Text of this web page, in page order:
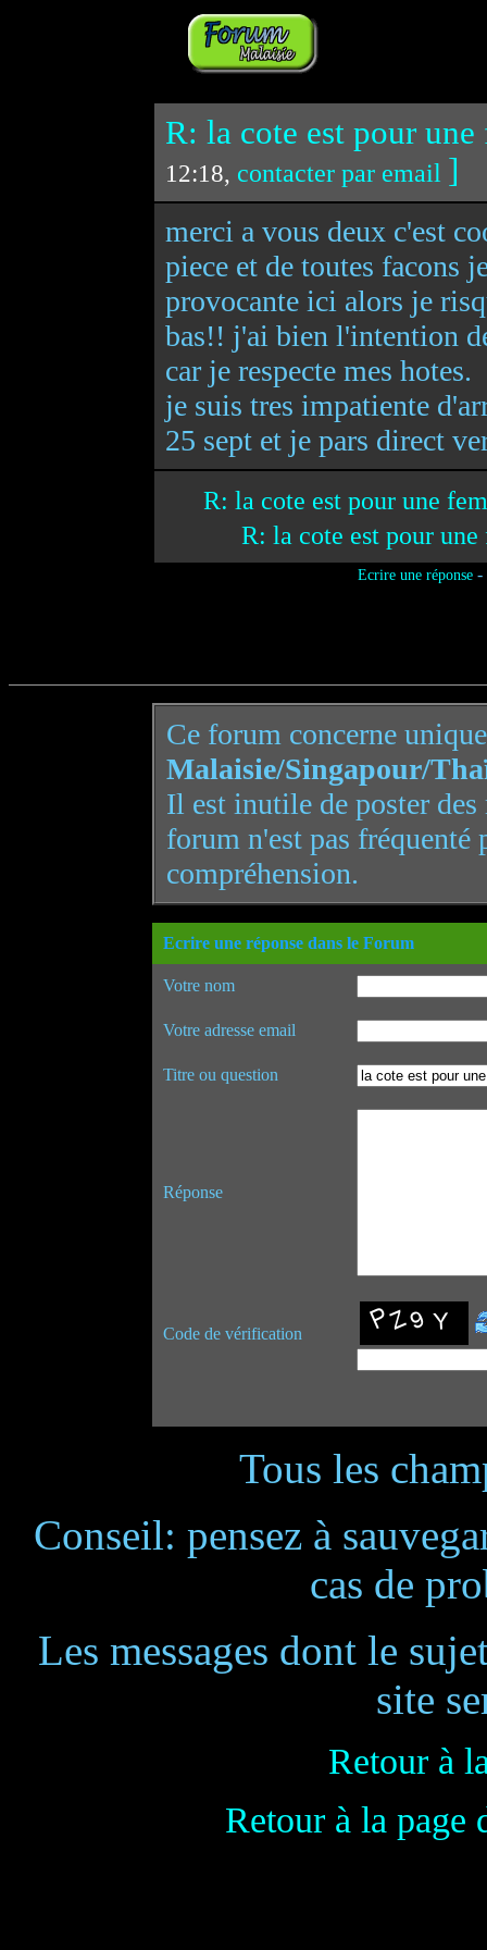
R: la cote est pour une
12:18, contacter par email ]
merci a vous deux c'est
piece et de toutes facons
provocante ici alors je
bas!! j'ai bien l'intention
car je respecte mes hotes.
je suis tres impatiente
25 sept et je pars direct
R: la cote est pour une
R: la cote est pour
Ecrire une réponse-
Ce forum concerne
Malaisie/Singapour/
Il est inutile de poster
forum n'est pas
compréhension.
Ecrire une réponse dans le Forum
Votre nom
Votre adresse email
Titre ou question
Réponse
Code de vérification
Tous les
Conseil: pensez à
cas de
Les messages dont le
site
Retour à
Retour à la page